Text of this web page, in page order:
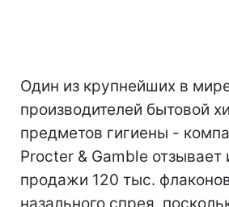
Один из крупнейших в
производителей бытовой
предметов гигиены -
Procter & Gamble отзывает
продажи 120 тыс.